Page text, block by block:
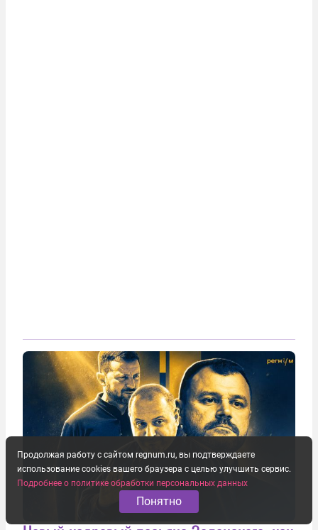
Продолжая работу с сайтом regnum.ru, вы подтверждаете
использование cookies вашего браузера с целью улучшить сервис.
Подробнее о политике обработки персональных данных
Понятно